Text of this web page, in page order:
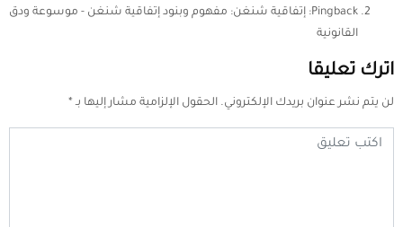
Pingback: إتفاقية شنغن: مفهوم وبنود إتفاقية شنغن - موسوعة ودق
القانونية
اترك تعليقا
لن يتم نشر عنوان بريدك الإلكتروني. الحقول الإلزامية مشار إليها بـ *